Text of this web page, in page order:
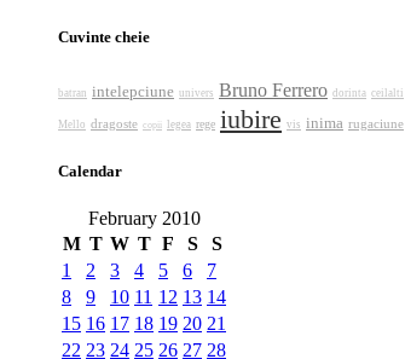
Cuvinte cheie
batran intelepciune univers Bruno Ferrero dorinta ceilalti
Mello dragoste copii legea rege iubire vis inima rugaciune
Calendar
February 2010
M T W T F S
S
1
2 3 4 5 6
7
8
9 10 11 12 13 14
15 16 17 18 19 20 21
22 23 24 25 26 27 28